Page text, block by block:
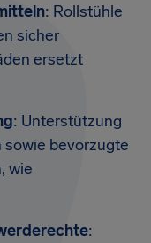
: Rollstühle
sicher
ersetzt
: Unterstützung
sowie bevorzugte
wie
: